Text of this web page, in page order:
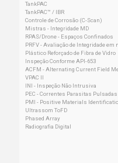
TankPAC
TankPAC™ / IBR
Controle de Corrosão (C-Scan)
Mistras - Integridade MD
RPAS/Drone - Espaços Confinados
PRFV - Avaliação de Integridade em
Plástico Reforçado de Fibra de Vidro
Inspeção Conforme API-653
ACFM - Alternating Current Field
VPAC II
INI - Inspeção Não Intrusiva
PEC - Correntes Parasitas Pulsadas
PMI - Positive Materials
Ultrassom ToFD
Phased Array
Radiografia Digital